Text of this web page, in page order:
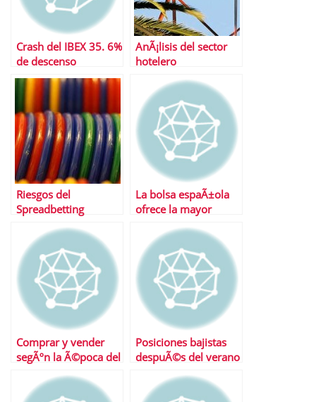
Crash del IBEX 35. 6%
de descenso
AnÃ¡lisis del sector
hotelero
Riesgos del
Spreadbetting
La bolsa espaÃ±ola
ofrece la mayor
dividendo en tiempos
de crisis
Comprar y vender
segÃºn la Ã©poca del
Posiciones bajistas
despuÃ©s del verano